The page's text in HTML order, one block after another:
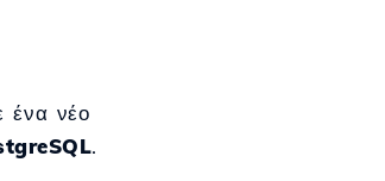
ένα νέο
.